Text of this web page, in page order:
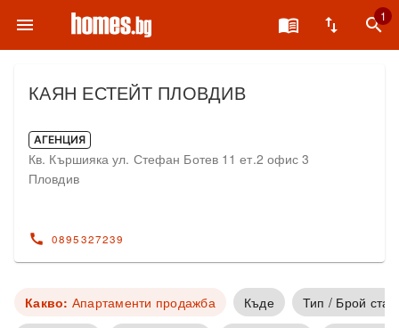
menu menu_book swap_vert search1
КАЯН ЕСТЕЙТ ПЛОВДИВ
АГЕНЦИЯ
Кв. Кършияка ул. Стефан Ботев 11 ет.2 офис 3
Пловдив
call 0895327239
Какво: Апартаменти продажба Къде
Тип / Брой стаи